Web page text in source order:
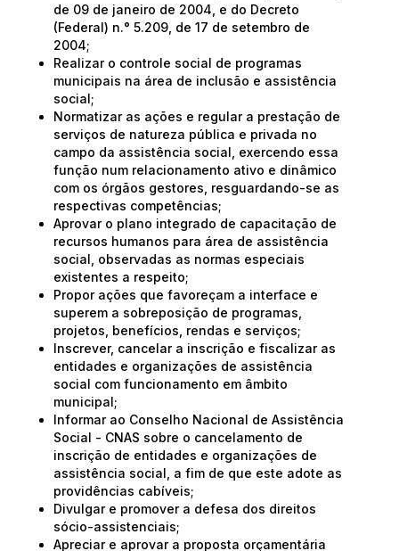
de 09 de janeiro de 2004, e do Decreto
(Federal) n.° 5.209, de 17 de setembro de
2004;
Realizar o controle social de programas
municipais na área de inclusão e assistência
social;
Normatizar as ações e regular a prestação de
serviços de natureza pública e privada no
campo da assistência social, exercendo essa
função num relacionamento ativo e dinâmico
com os órgãos gestores, resguardando-se as
respectivas competências;
Aprovar o plano integrado de capacitação de
recursos humanos para área de assistência
social, observadas as normas especiais
existentes a respeito;
Propor ações que favoreçam a interface e
superem a sobreposição de programas,
projetos, benefícios, rendas e serviços;
Inscrever, cancelar a inscrição e fiscalizar as
entidades e organizações de assistência
social com funcionamento em âmbito
municipal;
Informar ao Conselho Nacional de Assistência
Social - CNAS sobre o cancelamento de
inscrição de entidades e organizações de
assistência social, a fim de que este adote as
providências cabíveis;
Divulgar e promover a defesa dos direitos
sócio-assistenciais;
Apreciar e aprovar a proposta orçamentária